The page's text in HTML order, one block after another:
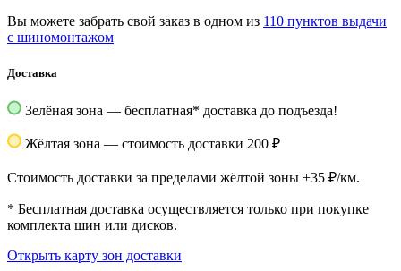
Вы можете забрать свой заказ в одном из 110 пунктов выдачи
с шиномонтажом
Доставка
Зелёная зона — бесплатная* доставка до подъезда!
Жёлтая зона — стоимость доставки 200 ₽
Стоимость доставки за пределами жёлтой зоны +35 ₽/км.
* Бесплатная доставка осуществляется только при покупке
комплекта шин или дисков.
Открыть карту зон доставки